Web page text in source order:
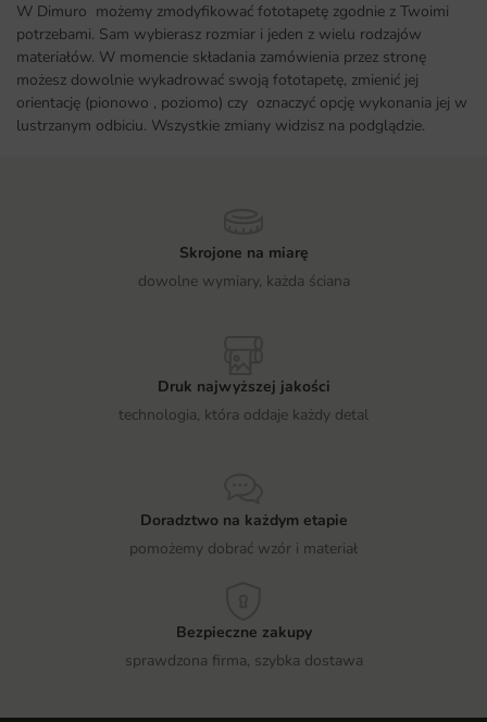
W Dimuro możemy zmodyfikować fototapetę zgodnie z Twoimi
potrzebami. Sam wybierasz rozmiar i jeden z wielu rodzajów
materiałów. W momencie składania zamówienia przez stronę
możesz dowolnie wykadrować swoją fototapetę, zmienić jej
orientację (pionowo , poziomo) czy oznaczyć opcję wykonania jej w
lustrzanym odbiciu. Wszystkie zmiany widzisz na podglądzie.
Skrojone na miarę
dowolne wymiary, każda ściana
Druk najwyższej jakości
technologia, która oddaje każdy detal
Doradztwo na każdym etapie
pomożemy dobrać wzór i materiał
Bezpieczne zakupy
sprawdzona firma, szybka dostawa